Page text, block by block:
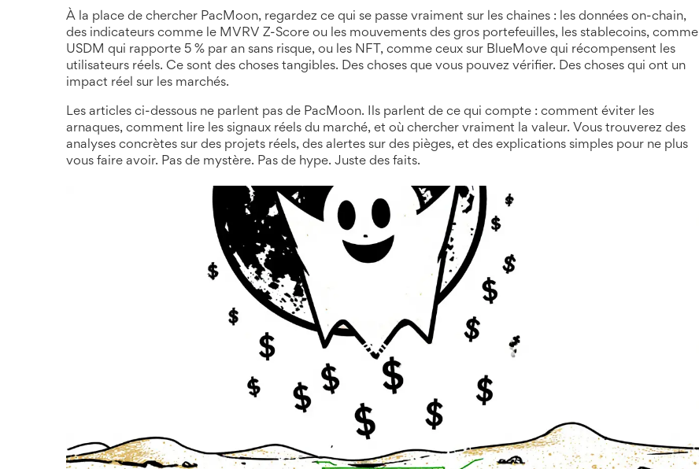
À la place de chercher PacMoon, regardez ce qui se passe vraiment sur les chaines : les données on-chain,
des indicateurs comme le MVRV Z-Score ou les mouvements des gros portefeuilles, les stablecoins, comme
USDM qui rapporte 5 % par an sans risque, ou les NFT , comme ceux sur BlueMove qui récompensent les
utilisateurs réels. Ce sont des choses tangibles. Des choses que vous pouvez vérifier. Des choses qui ont un
impact réel sur les marchés.
Les articles ci-dessous ne parlent pas de PacMoon. Ils parlent de ce qui compte : comment éviter les
arnaques, comment lire les signaux réels du marché, et où chercher vraiment la valeur. Vous trouverez des
analyses concrètes sur des projets réels, des alertes sur des pièges, et des explications simples pour ne plus
vous faire avoir. Pas de mystère. Pas de hype. Juste des faits.